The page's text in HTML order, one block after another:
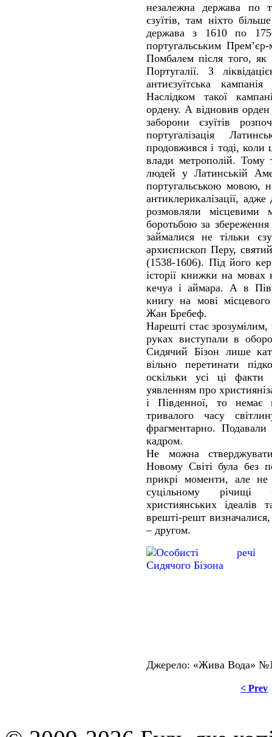
незалежна держава по
єзуїтів, там ніхто
держава з 1610 по
португальським
Помбалем після того, як
Португалії. З
антиєзуїтська
Наслідком такої
ордену. А відновив
заборони єзуїтів
португалізація
продовжився і тоді, коли
влади метрополій.
людей у Латинській
португальською мовою,
антиклерикалізації,
розмовляли
боротьбою за
займалися не тільки
архиєпископ Перу,
(1538-1606). Під його
історії книжки на мовах
кечуа і аймара. А в
книгу на мові
Жан Бребеф.
Нарешті стає зрозумілим,
руках виступали в
Сидячий Бізон лише
вільно перетинати
оскільки усі ці факти
уявленням про
і Південної, то немає
тривалого часу
фрагментарно.
кадром.
Не можна
Новому Світі була без
прикрі моменти, але
суцільному річищі
християнських ідеалів
врешті-решт
– другом.
Джерело: «Жива Вода»
< Prev